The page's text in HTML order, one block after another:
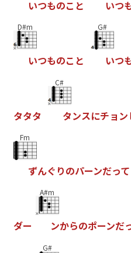
いつものこ と いつ
D#m
いつものこ と
G#
いつ
タタタ
C#
タンスにチョ ン
Fm
ずんぐ りのパーンだって
ダー
A#m
ンからのポーンだ
G#